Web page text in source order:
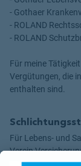
- Gothaer
- ROLAND
- ROLAND
Für meine
Vergütungen, die
enthalten sind.
Für Lebens- und
Verein
Postfach 080632,